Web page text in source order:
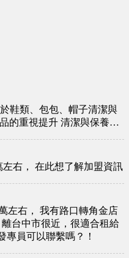
鞋類、包包、帽子清潔與
布鞋、限量潮鞋等多種材
護處理，有效去除污漬與異
理劑，讓包款重現光采。
細處理各類帽款，包括鴨
漬與髒污，保持帽型完
願景
右， 在此想了解加盟資訊
左右， 我有路口轉角金店
台中市很近，很適合租給
專員可以聯繫嗎？！